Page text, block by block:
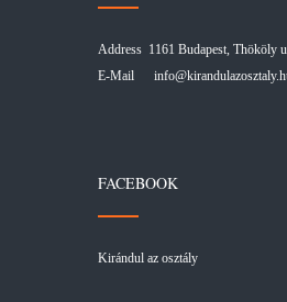
Address 1161 Budapest, Thököly
E-Mail
FACEBOOK
Kirándul az osztály